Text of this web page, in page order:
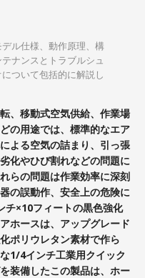
ル仕様、動作原理、構
ナンスとトラブルシュ
ついて包括的に解説し
、移動式空気供給、作業場
の用途では、標準的なエア
よる空気の詰まり、引っ張
化やひび割れなどの問題に
らの問題は作業効率に深刻
の誤動作、安全上の危険に
チ×10フィートの黒色強化
ホースは、アップグレード
ポリウレタン素材で作ら
1/4インチ工業用クイック
装備したこの製品は、ホー